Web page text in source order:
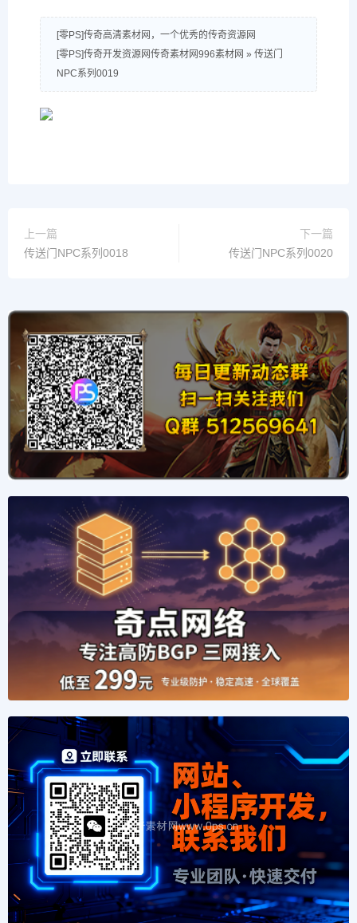
[零PS]传奇高清素材网，一个优秀的传奇资源网
[零PS]传奇开发资源网传奇素材网996素材网 » 传送门
NPC系列0019
上一篇
传送门NPC系列0018
下一篇
传送门NPC系列0020